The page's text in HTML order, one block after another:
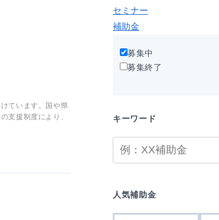
ています。国や県
支援制度により、
セミナー
補助金
募集中
募集終了
キーワード
人気補助金